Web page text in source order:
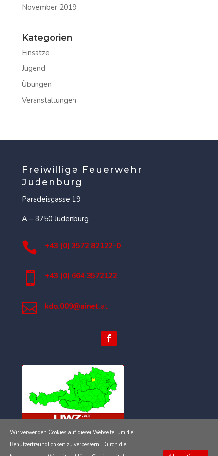
November 2019
Kategorien
Einsätze
Jugend
Übungen
Veranstaltungen
Freiwillige Feuerwehr
Judenburg
Paradeisgasse 19
A – 8750 Judenburg
 +43 (0) 3572 82122-0
 +43 (0) 664 3572122
 kdo.009@ainet.at
Impressum
Wir verwenden Cookies auf dieser Webseite, um die
Benutzerfreundlichkeit zu verbessern. Durch die